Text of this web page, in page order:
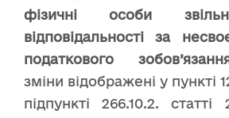
фізичні особи
відповідальності за
податкового
зміни відображені у пункті
підпункті 266.10.2.